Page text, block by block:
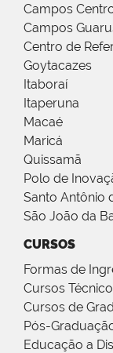
Campos
Campos
Centro de
Goytacazes
Itaboraí
Itaperuna
Macaé
Maricá
Quissamã
Polo de
Santo Antônio
São João da
CURSOS
Formas de
Cursos
Cursos de
Pós-
Educação a